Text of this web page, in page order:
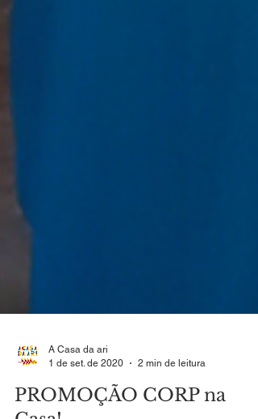
A Casa da ari
1 de set. de 2020
2 min de leitura